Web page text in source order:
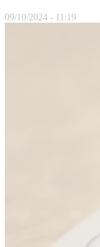
09/10/2024 - 11:19